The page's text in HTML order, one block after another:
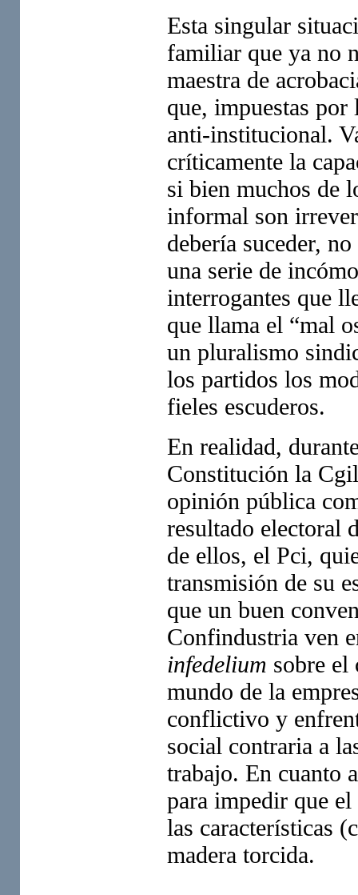
Esta singular
familiar que ya no
maestra de
que, impuestas
anti-institucional.
críticamente la
si bien muchos de
informal son
debería suceder,
una serie de
interrogantes que
que llama el “mal
un pluralismo
los partidos los
fieles escuderos.
En realidad,
Constitución la
opinión pública
resultado electoral
de ellos, el Pci,
transmisión de su
que un buen
Confindustria ven
infedelium sobre el
mundo de la
conflictivo y
social contraria a
trabajo. En cuanto
para impedir que
las características
madera torcida.